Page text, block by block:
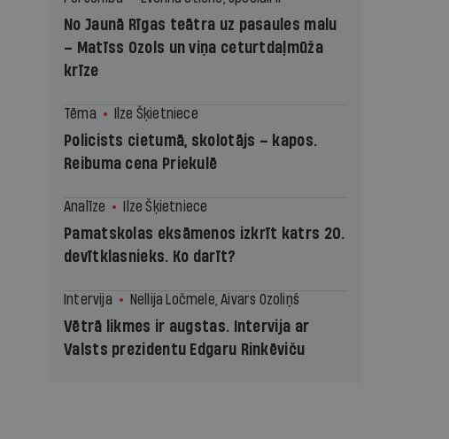
No Jaunā Rīgas teātra uz pasaules malu
– Matīss Ozols un viņa ceturtdaļmūža
krīze
Tēma Ilze Šķietniece
Policists cietumā, skolotājs – kapos.
Reibuma cena Priekulē
Analīze Ilze Šķietniece
Pamatskolas eksāmenos izkrīt katrs 20.
devītklasnieks. Ko darīt?
Intervija Nellija Ločmele, Aivars Ozoliņš
Vētrā likmes ir augstas. Intervija ar
Valsts prezidentu Edgaru Rinkēviču